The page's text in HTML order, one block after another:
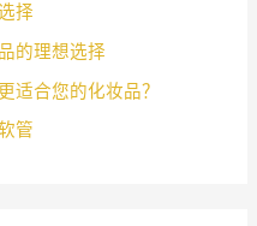
择
的理想选择
适合您的化妆品？
管